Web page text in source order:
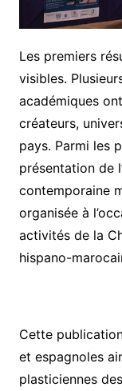
Les premiers
visibles.
académiques
créateurs,
pays. Parmi les
présentation de
contemporaine
organisée à
activités de la
hispano-
Cette
et espagnoles
plasticiennes